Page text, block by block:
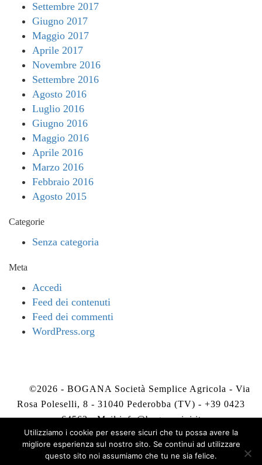
Settembre 2017
Giugno 2017
Maggio 2017
Aprile 2017
Novembre 2016
Settembre 2016
Agosto 2016
Luglio 2016
Giugno 2016
Maggio 2016
Aprile 2016
Marzo 2016
Febbraio 2016
Agosto 2015
Categorie
Senza categoria
Meta
Accedi
Feed dei contenuti
Feed dei commenti
WordPress.org
©2026 - BOGANA Società Semplice Agricola - Via
Rosa Poleselli, 8 - 31040 Pederobba (TV) - +39 0423
64563 - Mailinfo@boganavini.it
Privacy Policy-Cookie Policy
Utilizziamo i cookie per essere sicuri che tu possa avere la
migliore esperienza sul nostro sito. Se continui ad utilizzare
questo sito noi assumiamo che tu ne sia felice.